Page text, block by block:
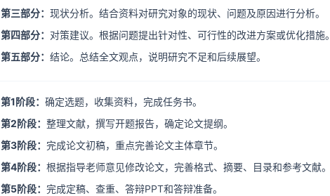
第三部分： 现状分析。结合资料对研究对象的现状、问题及原因进行分析。
第四部分： 对策建议。根据问题提出针对性、可行性的改进方案或优化措施。
第五部分： 结论。总结全文观点，说明研究不足和后续展望。
第1阶段： 确定选题，收集资料，完成任务书。
第2阶段： 整理文献，撰写开题报告，确定论文提纲。
第3阶段： 完成论文初稿，重点完善论文主体章节。
第4阶段： 根据指导老师意见修改论文，完善格式、摘要、目录和参考文献。
第5阶段： 完成定稿、查重、答辩PPT和答辩准备。